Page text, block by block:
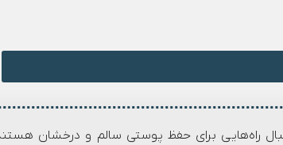
راه‌هایی برای حفظ پوستی سالم و درخشان